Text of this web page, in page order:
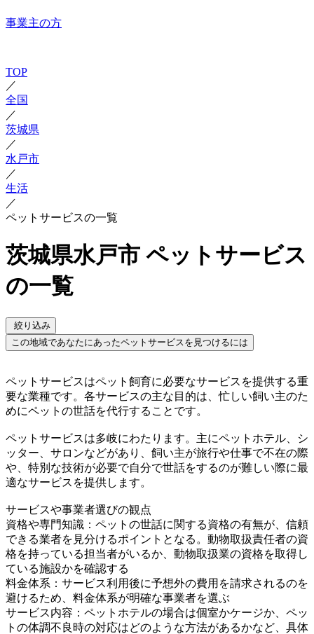
事業主の方
TOP
／
全国
／
茨城県
／
水戸市
／
生活
／
ペットサービスの一覧
茨城県水戸市 ペットサービス
の一覧
絞り込み
この地域であなたにあったペットサービスを見つけるには
ペットサービスはペット飼育に必要なサービスを提供する重
要な業種です。各サービスの主な目的は、忙しい飼い主のた
めにペットの世話を代行することです。
ペットサービスは多岐にわたります。主にペットホテル、シ
ッター、サロンなどがあり、飼い主が旅行や仕事で不在の際
や、特別な技術が必要で自分で世話をするのが難しい際に最
適なサービスを提供します。
サービスや事業者選びの観点
資格や専門知識：ペットの世話に関する資格の有無が、信頼
できる業者を見分けるポイントとなる。動物取扱責任者の資
格を持っている担当者がいるか、動物取扱業の資格を取得し
ている施設かを確認する
料金体系：サービス利用後に予想外の費用を請求されるのを
避けるため、料金体系が明確な事業者を選ぶ
サービス内容：ペットホテルの場合は個室かケージか、ペッ
トの体調不良時の対応はどのような方法があるかなど、具体